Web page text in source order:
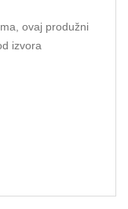
ovaj produžni
izvora